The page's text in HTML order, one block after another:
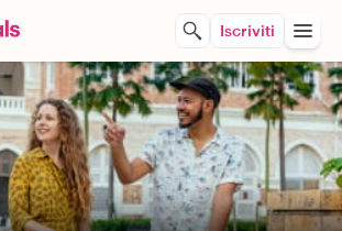
Iscriviti